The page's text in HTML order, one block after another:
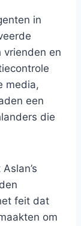
in
vrienden en
media,
een
die
feit dat
om